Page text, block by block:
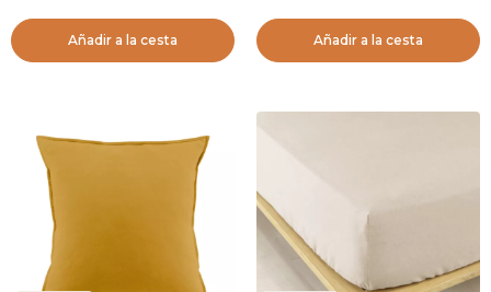
Añadir a la cesta Añadir a la cesta